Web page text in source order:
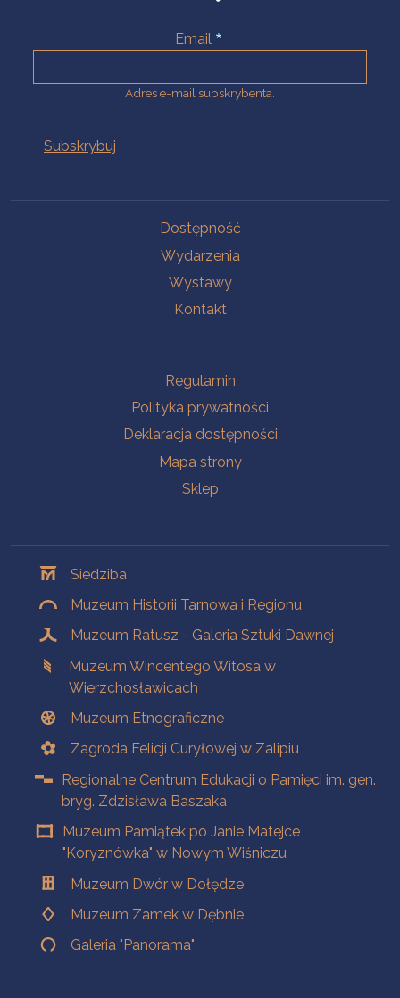
Email
Adres e-mail subskrybenta.
Dostępność
Wydarzenia
Wystawy
Kontakt
Regulamin
Polityka prywatności
Deklaracja dostępności
Mapa strony
Sklep
Siedziba
Muzeum Historii Tarnowa i Regionu
Muzeum Ratusz - Galeria Sztuki Dawnej
Muzeum Wincentego Witosa w
Wierzchosławicach
Muzeum Etnograficzne
Zagroda Felicji Curyłowej w Zalipiu
Regionalne Centrum Edukacji o Pamięci im. gen.
bryg. Zdzisława Baszaka
Muzeum Pamiątek po Janie Matejce
"Koryznówka" w Nowym Wiśniczu
Muzeum Dwór w Dołędze
Muzeum Zamek w Dębnie
Galeria "Panorama"